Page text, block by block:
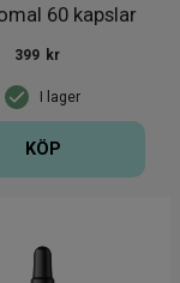
60 kapslar
I lager
399 kr
KÖP